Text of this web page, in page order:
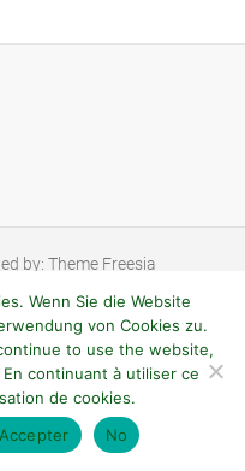
by: Theme Freesia
Wenn Sie die Website
von Cookies zu.
to use the website,
continuant à utiliser ce
de cookies.
No